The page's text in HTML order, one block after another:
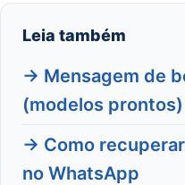
Leia também
→ Mensagem de
(modelos prontos)
→ Como
no WhatsApp